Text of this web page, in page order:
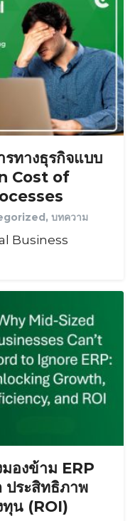
ทางธุรกิจแบบ
Cost of
, บทความ
Business
องข้าม ERP
ประสิทธิภาพ
ทุน (ROI)